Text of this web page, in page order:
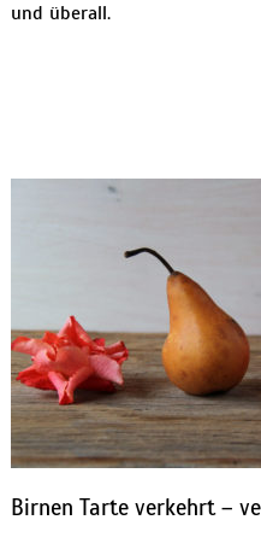
und überall.
Birnen Tarte verkehrt –